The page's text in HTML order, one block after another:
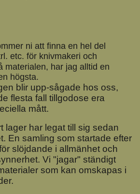
ni att finna en hel del
etc. för knivmakeri och
materialen, har jag alltid en
högsta.
blir upp-sågade hos oss,
flesta fall tillgodose era
mått.
lager har legat till sig sedan
En samling som startade efter
slöjdande i allmänhet och
Vi "jagar" ständigt
som kan omskapas i